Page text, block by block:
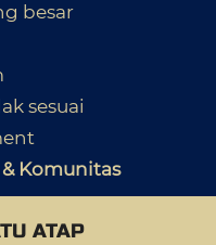
besar
sesuai
Komunitas
ATAP